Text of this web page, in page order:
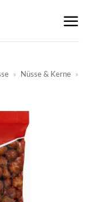
» Nüsse & Kerne »